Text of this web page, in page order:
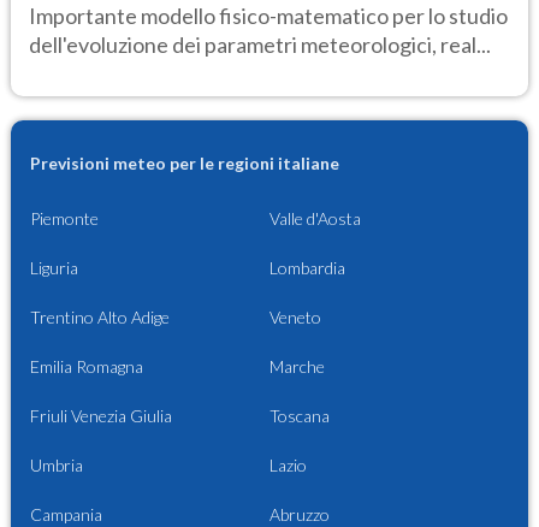
Importante modello fisico-matematico per lo studio
dell'evoluzione dei parametri meteorologici, real...
Previsioni meteo per le regioni italiane
Piemonte Valle d'Aosta
Liguria Lombardia
Trentino Alto Adige Veneto
Emilia Romagna Marche
Friuli Venezia Giulia Toscana
Umbria Lazio
Campania Abruzzo